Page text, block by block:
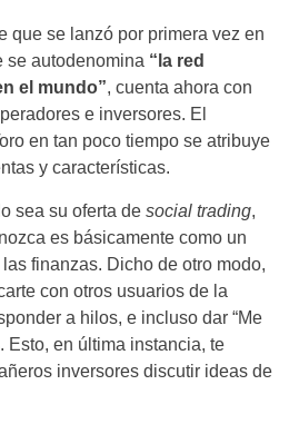
que se lanzó por primera vez en
se autodenomina “la red
el mundo”, cuenta ahora con
e inversores. El
en tan poco tiempo se atribuye
y características.
sea su oferta de social trading,
es básicamente como un
finanzas. Dicho de otro modo,
con otros usuarios de la
a hilos, e incluso dar “Me
Esto, en última instancia, te
inversores discutir ideas de